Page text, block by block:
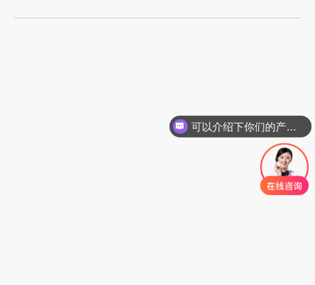
可以介绍下你们的产品么